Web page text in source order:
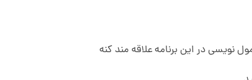
نویسی در این برنامه علاقه مند کنه